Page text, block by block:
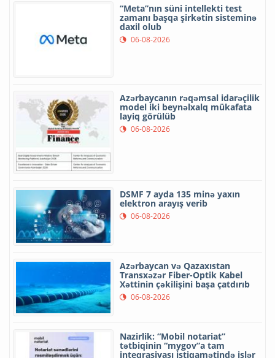
“Meta”nın süni intellekti test
zamanı başqa şirkətin sisteminə
daxil olub
06-08-2026
Azərbaycanın rəqəmsal idarəçilik
model iki beynəlxalq mükafata
layiq görülüb
06-08-2026
DSMF 7 ayda 135 minə yaxın
elektron arayış verib
06-08-2026
Azərbaycan və Qazaxıstan
Transxəzər Fiber-Optik Kabel
Xəttinin çəkilişini başa çatdırıb
06-08-2026
Nazirlik: “Mobil notariat”
tətbiqinin “mygov”a tam
inteqrasiyası istiqamətində işlər